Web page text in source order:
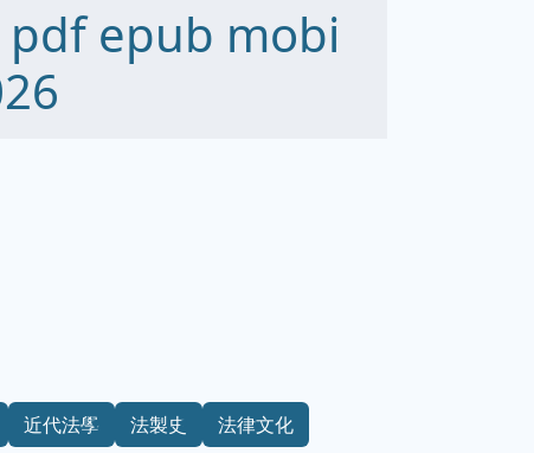
pdf epub mobi
近代法學 法製史
法律文化